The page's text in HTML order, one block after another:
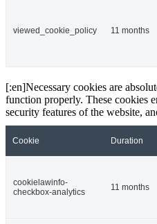
viewed_cookie_policy 11 months
[:en]Necessary cookies are
function properly. These cookies
security features of the website,
Cookie Duration
cookielawinfo-
checkbox-analytics
11 months